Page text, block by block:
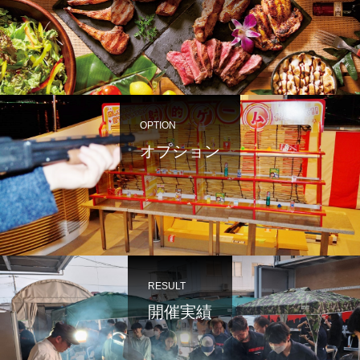
OPTION
オプション
RESULT
開催実績